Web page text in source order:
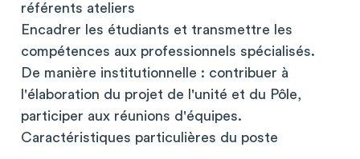
référents ateliers
Encadrer les étudiants et transmettre les
compétences aux professionnels spécialisés.
De manière institutionnelle : contribuer à
l'élaboration du projet de l'unité et du Pôle,
participer aux réunions d'équipes.
Caractéristiques particulières du poste